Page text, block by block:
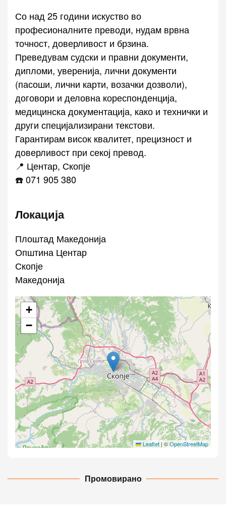
Со над 25 години искуство во
професионалните преводи, нудам врвна
точност, доверливост и брзина.
Преведувам судски и правни документи,
дипломи, уверенија, лични документи
(пасоши, лични карти, возачки дозволи),
договори и деловна кореспонденција,
медицинска документација, како и технички и
други специјализирани текстови.
Гарантирам висок квалитет, прецизност и
доверливост при секој превод.
📍 Центар, Скопје
☎️ 071 905 380
Локација
Плоштад Македонија
Општина Центар
Скопје
Македонија
+
−
Leaflet | ©OpenStreetMap
Промовирано